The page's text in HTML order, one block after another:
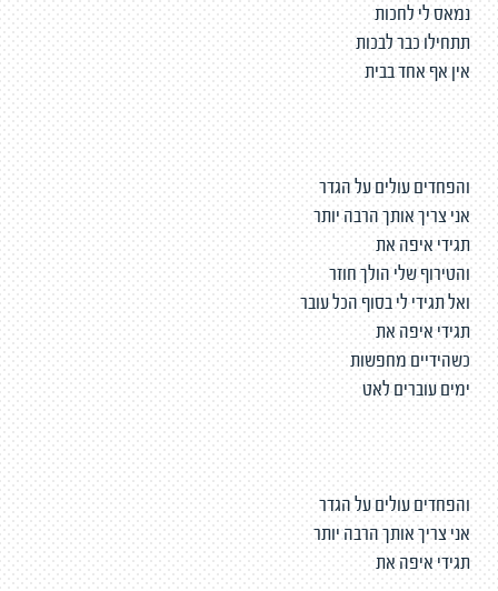
נמאס לי לחכות
תתחילו כבר לבכות
אין אף אחד בבית
והפחדים עולים על הגדר
אני צריך אותך הרבה יותר
תגידי איפה את
והטירוף שלי הולך חוזר
ואל תגידי לי בסוף הכל עובר
תגידי איפה את
כשהידיים מחפשות
ימים עוברים לאט
והפחדים עולים על הגדר
אני צריך אותך הרבה יותר
תגידי איפה את